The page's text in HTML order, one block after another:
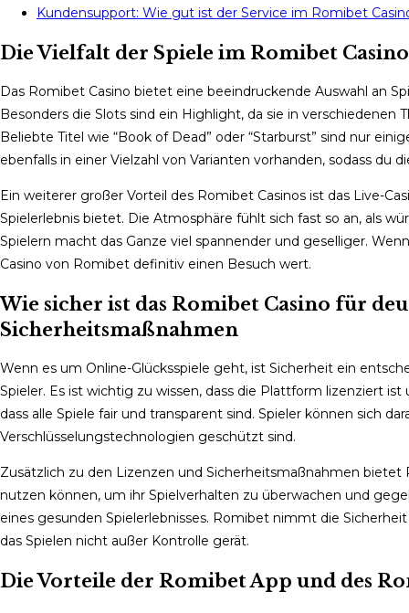
Kundensupport: Wie gut ist der Service im Romibet
Die Vielfalt der Spiele im Romibet
Das Romibet Casino bietet eine beeindruckende Auswahl an
Besonders die Slots sind ein Highlight, da sie in
Beliebte Titel wie “Book of Dead” oder “Starburst” sind nur
ebenfalls in einer Vielzahl von Varianten vorhanden, sodass du
Ein weiterer großer Vorteil des Romibet Casinos ist das Live-
Spielerlebnis bietet. Die Atmosphäre fühlt sich fast so an, als
Spielern macht das Ganze viel spannender und geselliger.
Casino von Romibet definitiv einen Besuch wert.
Wie sicher ist das Romibet Casino für
Sicherheitsmaßnahmen
Wenn es um Online-Glücksspiele geht, ist Sicherheit ein
Spieler. Es ist wichtig zu wissen, dass die Plattform lizenziert
dass alle Spiele fair und transparent sind. Spieler können sich
Verschlüsselungstechnologien geschützt sind.
Zusätzlich zu den Lizenzen und Sicherheitsmaßnahmen bietet
nutzen können, um ihr Spielverhalten zu überwachen und
eines gesunden Spielerlebnisses. Romibet nimmt die
das Spielen nicht außer Kontrolle gerät.
Die Vorteile der Romibet App und des